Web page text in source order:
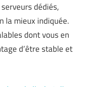
dédiés,
la mieux indiquée.
dont vous en
d’être stable et